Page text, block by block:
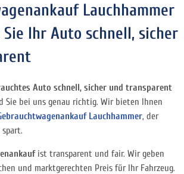
Lauchhammer
Ihr Auto schnell, sicher
Auto schnell, sicher und transparent
Sie bei uns genau richtig. Wir bieten Ihnen
Lauchhammer, der
spart.
ist transparent und fair. Wir geben
und marktgerechten Preis für Ihr Fahrzeug.